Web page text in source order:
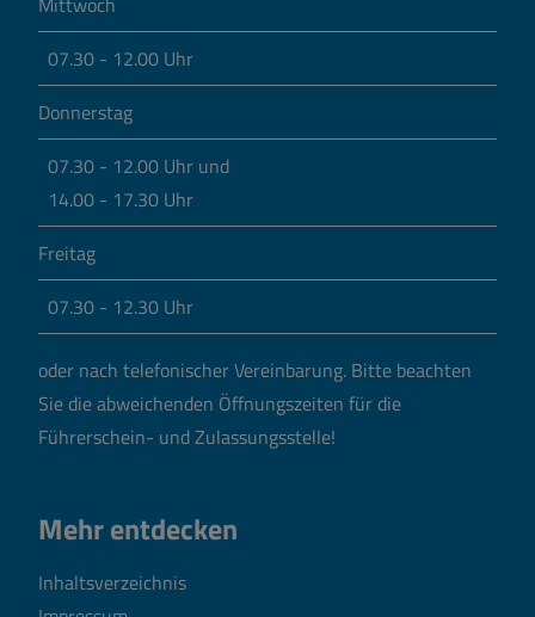
07.30 - 12.00 Uhr
Donnerstag
07.30 - 12.00 Uhr und
14.00 - 17.30 Uhr
Freitag
07.30 - 12.30 Uhr
oder nach telefonischer Vereinbarung. Bitte beachten
Sie die abweichenden Öffnungszeiten für die
Führerschein- und Zulassungsstelle!
Mehr entdecken
Inhaltsverzeichnis